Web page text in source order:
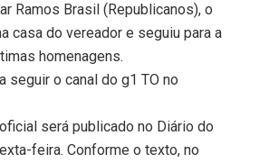
Ramos Brasil (Republicanos), o
casa do vereador e seguiu para a
homenagens.
seguir o canal do g1 TO no
será publicado no Diário do
feira. Conforme o texto, no